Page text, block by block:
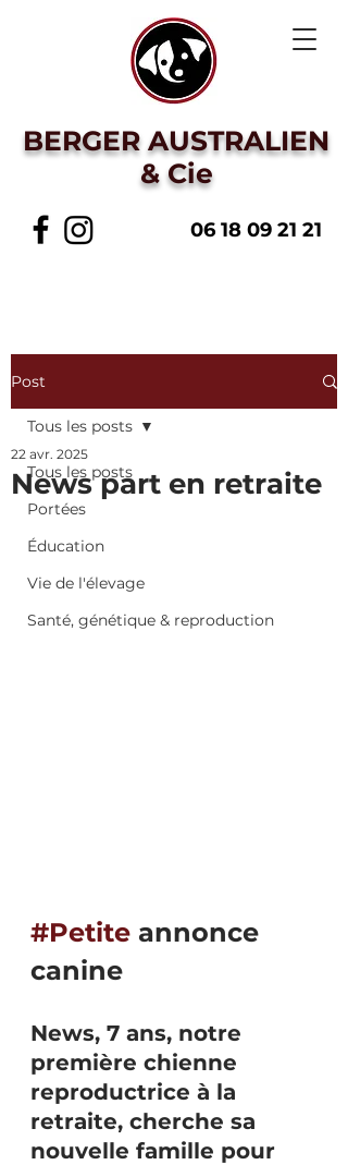
BERGER AUSTRALIEN
& Cie
06 18 09 21 21
Post
Tous les posts
Portées
Éducation
Vie de l'élevage
Santé, génétique & reproduction
Tous les posts
News part en retraite
22 avr. 2025
#Petite annonce
canine
News, 7 ans, notre
première chienne
reproductrice à la
retraite, cherche sa
nouvelle famille pour